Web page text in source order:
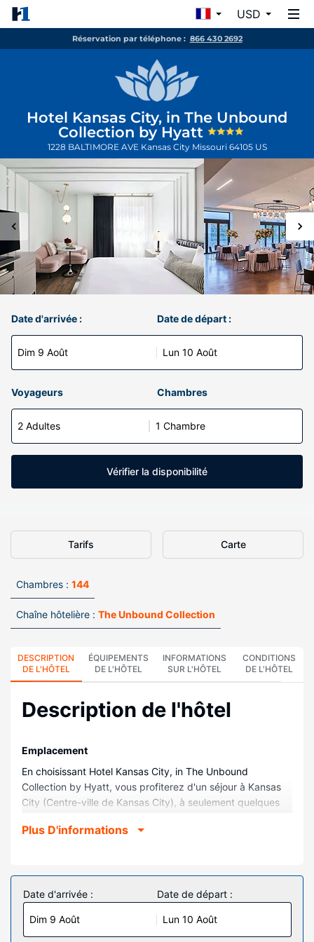
USD
Réservation par téléphone : 866 430 2692
Hotel Kansas City, in The Unbound
Collection by Hyatt
1228 BALTIMORE AVE Kansas City Missouri 64105 US
Date d'arrivée :
Dim 9 Août
Date de départ :
Lun 10 Août
Voyageurs Chambres
2 Adultes 1 Chambre
Vérifier la disponibilité
Tarifs Carte
Chambres : 144
Chaîne hôtelière : The Unbound Collection
DESCRIPTION
DE L'HÔTEL
ÉQUIPEMENTS
DE L'HÔTEL
INFORMATIONS
SUR L'HÔTEL
CONDITIONS
DE L'HÔTEL
Description de l'hôtel
Emplacement
En choisissant Hotel Kansas City, in The Unbound
Collection by Hyatt, vous profiterez d'un séjour à Kansas
City (Centre-ville de Kansas City), à seulement quelques
congrès) et à 7 minutes à pied du site Salle omnisports T-
Stadium.
Chambres
Les 144 chambres climatisées de l'hébergement vous
invitent à la détente et comprennent un minibar et une
Plus D'informations
Date d'arrivée :
Dim 9 Août
Date de départ :
Lun 10 Août